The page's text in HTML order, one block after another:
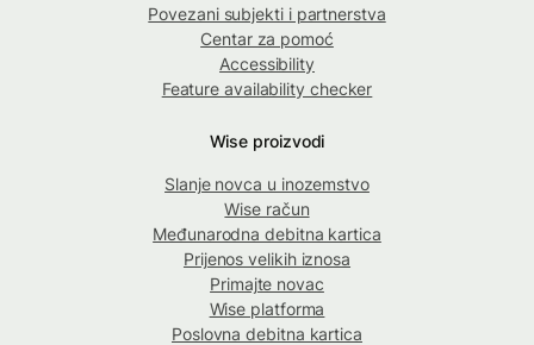
Povezani subjekti i partnerstva
Centar za pomoć
Accessibility
Feature availability checker
Wise proizvodi
Slanje novca u inozemstvo
Wise račun
Međunarodna debitna kartica
Prijenos velikih iznosa
Primajte novac
Wise platforma
Poslovna debitna kartica